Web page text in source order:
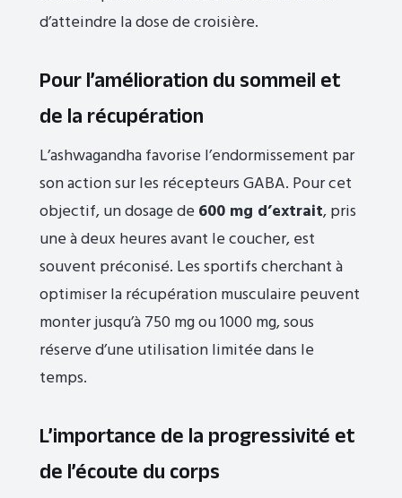
d’atteindre la dose de croisière.
Pour l’amélioration du sommeil et
de la récupération
L’ashwagandha favorise l’endormissement par
son action sur les récepteurs GABA. Pour cet
objectif, un dosage de 600 mg d’extrait, pris
une à deux heures avant le coucher, est
souvent préconisé. Les sportifs cherchant à
optimiser la récupération musculaire peuvent
monter jusqu’à 750 mg ou 1000 mg, sous
réserve d’une utilisation limitée dans le
temps.
L’importance de la progressivité et
de l’écoute du corps